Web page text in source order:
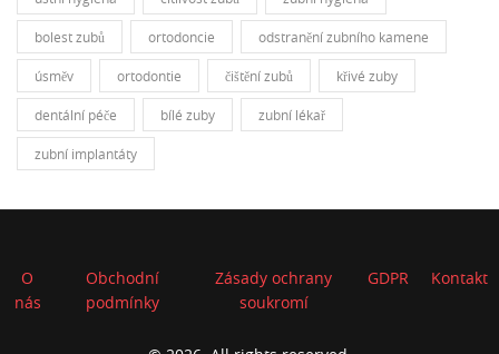
bolest zubů ortodoncie odstranění zubního kamene
úsměv ortodontie čištění zubů křivé zuby
dentální péče bílé zuby zubní lékař
zubní implantáty
O
nás
Obchodní
podmínky
Zásady ochrany
soukromí
GDPR Kontakt